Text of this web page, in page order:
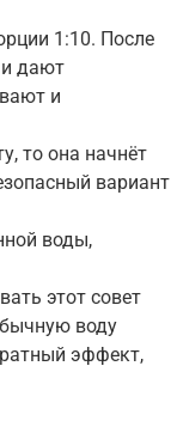
1:10. После
и дают
и
то она начнёт
вариант
воды,
этот совет
воду
эффект,